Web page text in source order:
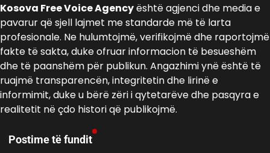
Kosova Free Voice Agencyështë agjenci dhe media e
pavarur që sjell lajmet me standarde më të larta
profesionale. Ne hulumtojmë, verifikojmë dhe raportojmë
fakte të sakta, duke ofruar informacion të besueshëm
dhe të paanshëm për publikun. Angazhimi ynë është të
ruajmë transparencën, integritetin dhe lirinë e
informimit, duke u bërë zëri i qytetarëve dhe pasqyra e
realitetit në çdo histori që publikojmë.
Postime të fundit